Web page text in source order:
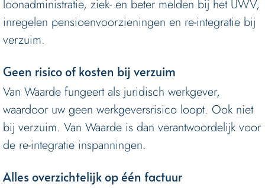
loonadministratie, ziek- en beter melden bij het UWV,
inregelen pensioenvoorzieningen en re-integratie bij
verzuim.
Geen risico of kosten bij verzuim
Van Waarde fungeert als juridisch werkgever,
waardoor uw geen werkgeversrisico loopt. Ook niet
bij verzuim. Van Waarde is dan verantwoordelijk voor
de re-integratie inspanningen.
Alles overzichtelijk op één factuur